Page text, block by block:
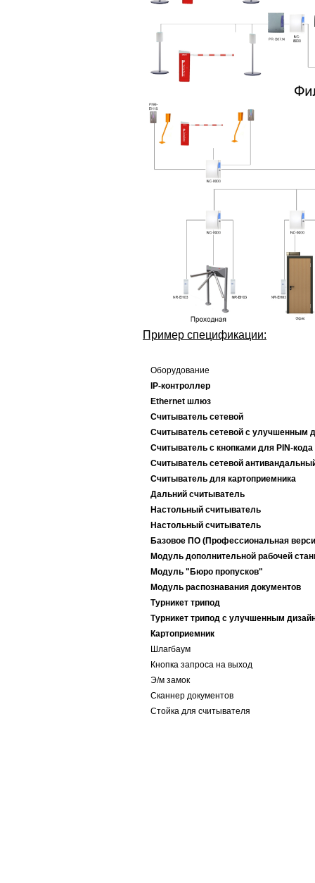
Пример спецификации:
Оборудование
IP-контроллер
Ethernet шлюз
Считыватель сетевой
Считыватель сетевой с улучшенным
Считыватель с кнопками для PIN-кода
Считыватель сетевой
Считыватель для картоприемника
Дальний считыватель
Настольный считыватель
Настольный считыватель
Базовое ПО (Профессиональная
Модуль дополнительной рабочей
Модуль "Бюро пропусков"
Модуль распознавания документов
Турникет трипод
Турникет трипод с улучшенным
Картоприемник
Шлагбаум
Кнопка запроса на выход
Э/м замок
Сканнер документов
Стойка для считывателя